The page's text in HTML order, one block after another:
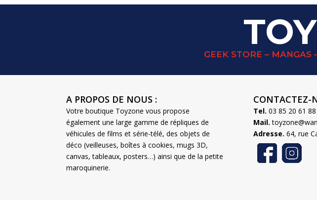
GEEK STORE – MANGAS
A PROPOS DE NOUS :
Votre boutique Toyzone vous propose
également une large gamme de répliques de
véhicules de films et série-télé, des objets de
déco (veilleuses, boîtes à cookies, mugs 3D,
canvas, tableaux, posters…) ainsi que de la petite
maroquinerie.
CONTACTEZ-
Tel. 03 85 20 61 88
Mail.
Adresse. 64, rue